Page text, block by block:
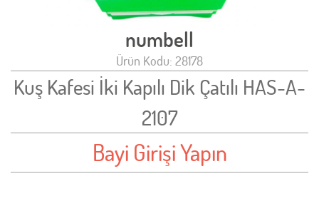
numbell
Ürün Kodu: 28178
Kuş Kafesi İki Kapılı Dik Çatılı HAS-A-
2107
Bayi Girişi Yapın